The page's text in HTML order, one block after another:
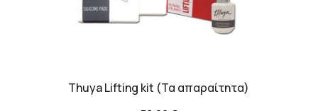
Thuya Lifting kit (Τα απαραίτητα)